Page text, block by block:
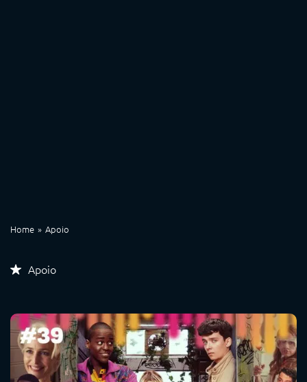
Home Apoio
Apoio